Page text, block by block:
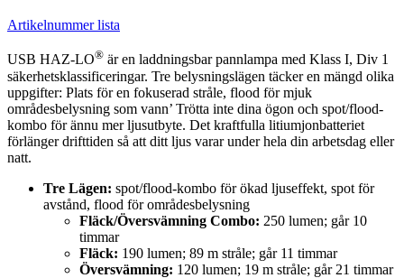
Artikelnummer lista
USB HAZ-LO® är en laddningsbar pannlampa med Klass I, Div 1
säkerhetsklassificeringar. Tre belysningslägen täcker en mängd olika
uppgifter: Plats för en fokuserad stråle, flood för mjuk
områdesbelysning som vann’ Trötta inte dina ögon och spot/flood-
kombo för ännu mer ljusutbyte. Det kraftfulla litiumjonbatteriet
förlänger drifttiden så att ditt ljus varar under hela din arbetsdag eller
natt.
Tre Lägen: spot/flood-kombo för ökad ljuseffekt, spot för
avstånd, flood för områdesbelysning
Fläck/Översvämning Combo: 250 lumen; går 10
timmar
Fläck: 190 lumen; 89 m stråle; går 11 timmar
Översvämning: 120 lumen; 19 m stråle; går 21 timmar